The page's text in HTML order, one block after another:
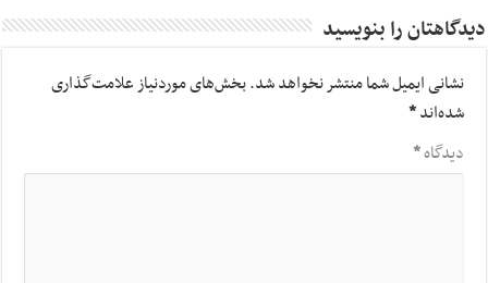
دیدگاهتان را بنویسید
نشانی ایمیل شما منتشر نخواهد شد.بخش‌های موردنیاز علامت‌گذاری
شده‌اند*
دیدگاه*